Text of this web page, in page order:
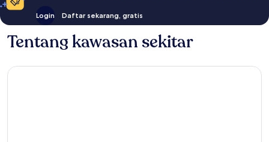
Login Daftar sekarang, gratis
Tentang kawasan sekitar